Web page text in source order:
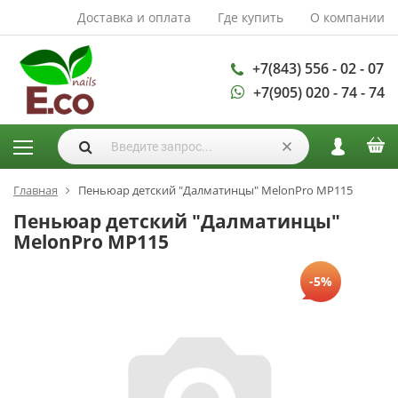
Доставка и оплата Где купить О компании
+7(843) 556 - 02 - 07
+7(905) 020 - 74 - 74
АКСЕССУАРЫ И
РАСХОДНЫЕ
МАТЕРИАЛЫ
Аксессуары
Запасные
лампы
Кисти
Одноразовая
Пилки
Главная Пеньюар детский "Далматинцы" MelonPro MP115
Пеньюар детский "Далматинцы"
MelonPro MP115
-5%